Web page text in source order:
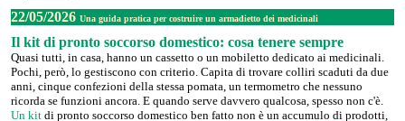
22/05/2026 Una guida pratica per costruire un armadietto dei medicinali
Il kit di pronto soccorso domestico: cosa tenere sempre
Quasi tutti, in casa, hanno un cassetto o un mobiletto dedicato ai medicinali.
Pochi, però, lo gestiscono con criterio. Capita di trovare colliri scaduti da due
anni, cinque confezioni della stessa pomata, un termometro che nessuno
ricorda se funzioni ancora. E quando serve davvero qualcosa, spesso non c'è.
Un kit di pronto soccorso domestico ben fatto non è un accumulo di prodotti,